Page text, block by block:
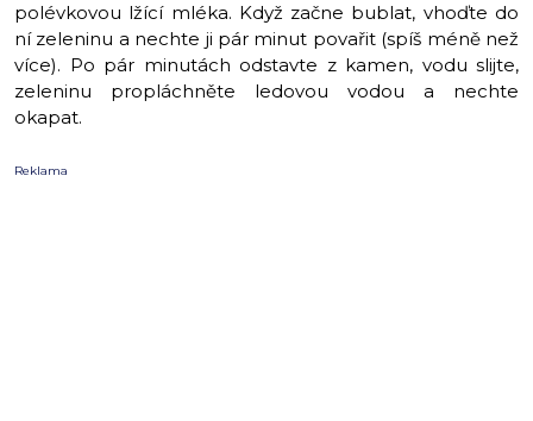
polévkovou lžící mléka. Když začne bublat, vhoďte do
ní zeleninu a nechte ji pár minut povařit (spíš méně než
více). Po pár minutách odstavte z kamen, vodu slijte,
zeleninu propláchněte ledovou vodou a nechte
okapat.
Reklama